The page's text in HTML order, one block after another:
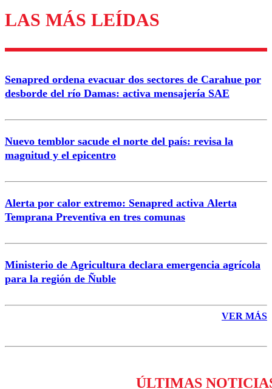
Los comentarios son moderados para garantizar un
diálogo respetuoso.
Correo
LAS MÁS LEÍDAS
Senapred ordena evacuar dos sectores de Carahue por
desborde del río Damas: activa mensajería SAE
Nuevo temblor sacude el norte del país: revisa la
magnitud y el epicentro
Alerta por calor extremo: Senapred activa Alerta
Temprana Preventiva en tres comunas
Ministerio de Agricultura declara emergencia agrícola
para la región de Ñuble
VER MÁS
ÚLTIMAS